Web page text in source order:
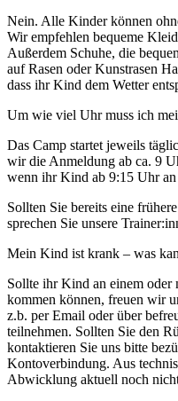
Nein. Alle Kinder können
Wir empfehlen bequeme
Außerdem Schuhe, die
auf Rasen oder Kunstrasen
dass ihr Kind dem Wetter
Um wie viel Uhr muss ich
Das Camp startet jeweils
wir die Anmeldung ab ca. 9
wenn ihr Kind ab 9:15 Uhr an
Sollten Sie bereits eine
sprechen Sie unsere
Mein Kind ist krank – was
Sollte ihr Kind an einem oder
kommen können, freuen wir
z.b. per Email oder über
teilnehmen. Sollten Sie den
kontaktieren Sie uns bitte
Kontoverbindung. Aus
Abwicklung aktuell noch